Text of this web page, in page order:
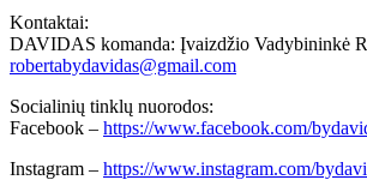
Kontaktai:
DAVIDAS komanda: Įvaizdžio Vadybininkė
robertabydavidas@gmail.com
Socialinių tinklų nuorodos:
Facebook – https://www.facebook.com/
Instagram – https://www.instagram.com/